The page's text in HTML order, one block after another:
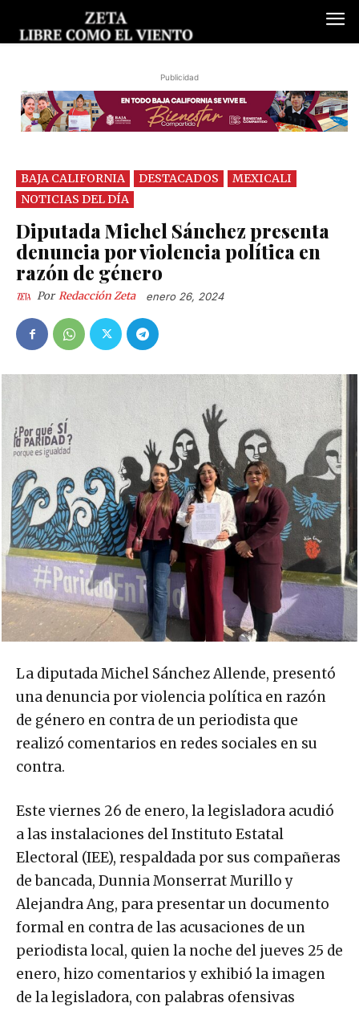
Publicidad
BAJA CALIFORNIA DESTACADOS
MEXICALI
NOTICIAS DEL DÍA
Diputada Michel Sánchez presenta
denuncia por violencia política en
razón de género
Por Redacción Zeta enero 26, 2024
La diputada Michel Sánchez Allende, presentó
una denuncia por violencia política en razón
de género en contra de un periodista que
realizó comentarios en redes sociales en su
contra.
Este viernes 26 de enero, la legisladora acudió
a las instalaciones del Instituto Estatal
Electoral (IEE), respaldada por sus compañeras
de bancada, Dunnia Monserrat Murillo y
Alejandra Ang, para presentar un documento
formal en contra de las acusaciones de un
periodista local, quien la noche del jueves 25 de
enero, hizo comentarios y exhibió la imagen
de la legisladora, con palabras ofensivas